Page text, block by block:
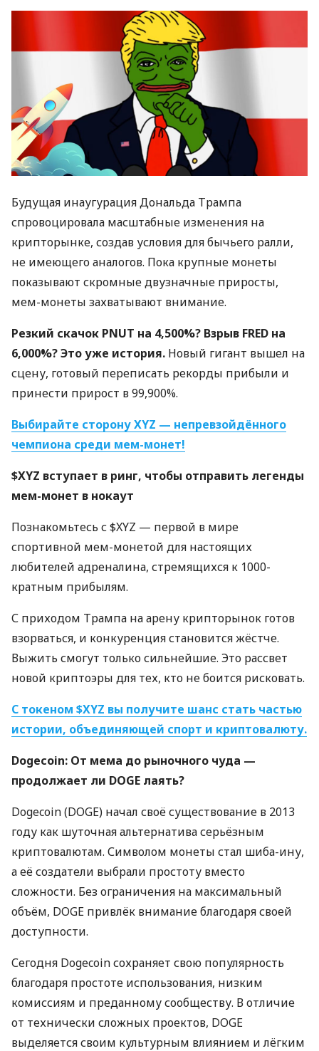
Будущая инаугурация Дональда Трампа
спровоцировала масштабные изменения на
крипторынке, создав условия для бычьего ралли,
не имеющего аналогов. Пока крупные монеты
показывают скромные двузначные приросты,
мем-монеты захватывают внимание.
Резкий скачок PNUT на 4,500%? Взрыв FRED на
6,000%? Это уже история. Новый гигант вышел на
сцену, готовый переписать рекорды прибыли и
принести прирост в 99,900%.
Выбирайте сторону XYZ — непревзойдённого
чемпиона среди мем-монет!
$XYZ вступает в ринг, чтобы отправить легенды
мем-монет в нокаут
Познакомьтесь с $XYZ — первой в мире
спортивной мем-монетой для настоящих
любителей адреналина, стремящихся к 1000-
кратным прибылям.
С приходом Трампа на арену крипторынок готов
взорваться, и конкуренция становится жёстче.
Выжить смогут только сильнейшие. Это рассвет
новой криптоэры для тех, кто не боится рисковать.
С токеном $XYZ вы получите шанс стать частью
истории, объединяющей спорт и криптовалюту.
Dogecoin: От мема до рыночного чуда —
продолжает ли DOGE лаять?
Dogecoin (DOGE) начал своё существование в 2013
году как шуточная альтернатива серьёзным
криптовалютам. Символом монеты стал шиба-ину,
а её создатели выбрали простоту вместо
сложности. Без ограничения на максимальный
объём, DOGE привлёк внимание благодаря своей
доступности.
Сегодня Dogecoin сохраняет свою популярность
благодаря простоте использования, низким
комиссиям и преданному сообществу. В отличие
от технически сложных проектов, DOGE
выделяется своим культурным влиянием и лёгким